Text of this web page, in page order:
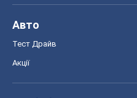
Авто
Тест Драйв
Акції